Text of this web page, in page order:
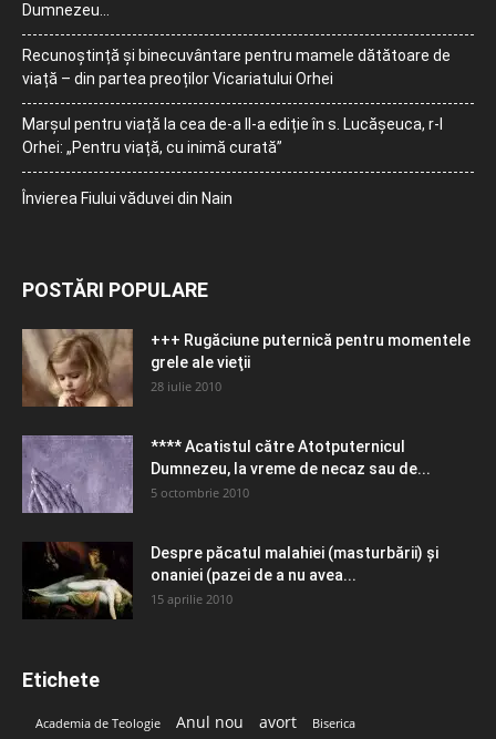
Dumnezeu…
Recunoștință și binecuvântare pentru mamele dătătoare de
viață – din partea preoților Vicariatului Orhei
Marșul pentru viață la cea de-a II-a ediție în s. Lucășeuca, r-l
Orhei: „Pentru viață, cu inimă curată”
Învierea Fiului văduvei din Nain
POSTĂRI POPULARE
+++ Rugăciune puternică pentru momentele
grele ale vieţii
28 iulie 2010
**** Acatistul către Atotputernicul
Dumnezeu, la vreme de necaz sau de...
5 octombrie 2010
Despre păcatul malahiei (masturbării) şi
onaniei (pazei de a nu avea...
15 aprilie 2010
Etichete
Academia de Teologie Anul nou avort Biserica